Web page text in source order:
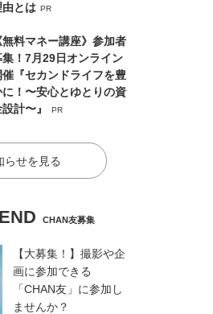
由とは PR
無料マネー講座》参加者
集！7月29日オンライン
催『セカンドライフを豊
に！〜安心とゆとりの資
計〜』
PR
らせを見る
CHAN友募集
【大募集！】撮影や企
画に参加できる
「CHAN友」に参加し
ませんか？